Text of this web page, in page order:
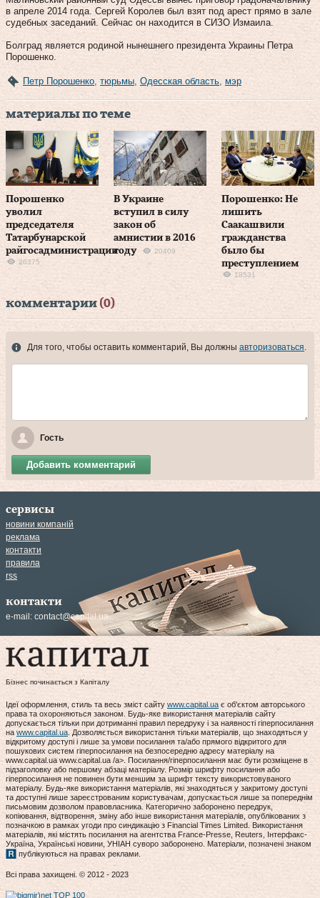
в апреле 2014 года. Сергей Королев был взят под арест прямо в зале
судебных заседаний. Сейчас он находится в СИЗО Измаила.
Болград является родиной нынешнего президента Украины Петра
Порошенко.
Петр Порошенко тюрьмы Одесская область мэр
материалы по теме
Порошенко
уволил
председателя
Татарбунарской
райгосадминистрации
26375
В Украине
вступил в силу
закон об
амнистии в 2016
году
20409
Порошенко: Не
лишить
Саакашвили
гражданства
было бы
преступлением
18531
комментарии (0)
Для того, чтобы оставить комментарий, Вы должны авторизоваться.
Гость
Добавить комментарий
сервисы
новини компаній
реклама
контакти
правила
rss
контакти
e-mail: contact@capital.ua
Бізнес починається з Капіталу
Ідеї оформлення, стиль та весь зміст сайту www.capital.ua є об'єктом авторського
права та охороняються законом. Будь-яке використання матеріалів сайту
допускається тільки при дотриманні правил передруку і за наявності гіперпосилання
на www.capital.ua. Дозволяється використання тільки матеріалів, що знаходяться у
відкритому доступі і лише за умови посилання та/або прямого відкритого для
пошукових систем гіперпосилання на безпосередню адресу матеріалу на
www.capital.ua www.capital.ua /a>. Посилання/гіперпосилання має бути розміщене в
підзаголовку або першому абзаці матеріалу. Розмір шрифту посилання або
гіперпосилання не повинен бути меншим за шрифт тексту використовуваного
матеріалу. Будь-яке використання матеріалів, які знаходяться у закритому доступі
та доступні лише зареєстрованим користувачам, допускається лише за попереднім
письмовим дозволом правовласника. Категорично заборонено передрук,
копіювання, відтворення, зміну або інше використання матеріалів, опублікованих з
позначкою в рамках угоди про синдикацію з Financial Times Limited. Використання
матеріалів, які містять посилання на агентства France-Presse, Reuters, Інтерфакс-
Україна, Українські новини, УНІАН суворо заборонено. Матеріали, позначені знаком
публікуються на правах реклами.
Всі права захищені. © 2012 - 2023